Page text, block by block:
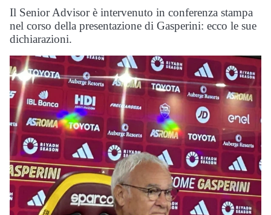
Il Senior Advisor è intervenuto in conferenza stampa
nel corso della presentazione di Gasperini: ecco le sue
dichiarazioni.